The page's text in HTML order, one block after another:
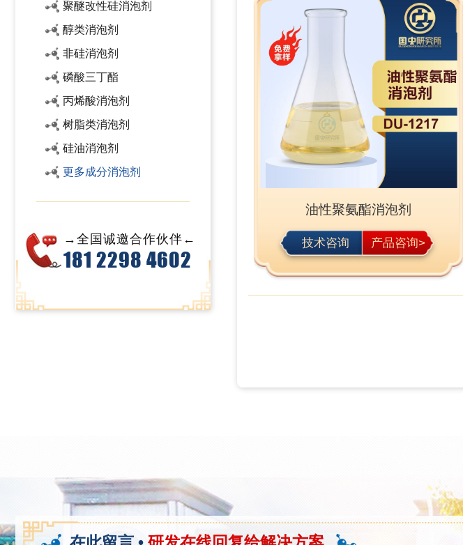
聚醚改性硅消泡剂
醇类消泡剂
非硅消泡剂
磷酸三丁酯
丙烯酸消泡剂
树脂类消泡剂
硅油消泡剂
更多成分消泡剂
→全国诚邀合作伙伴←
181 2298 4602
油性聚氨酯消泡剂
技术咨询 产品咨询>